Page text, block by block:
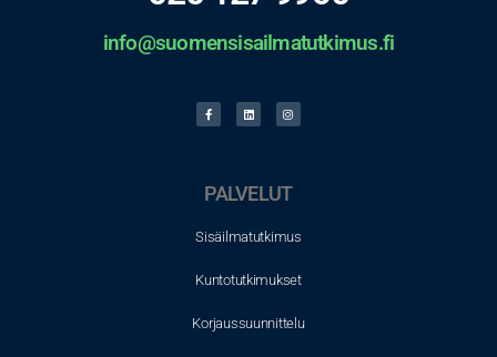
info@suomensisailmatutkimus.fi
PALVELUT
Sisäilmatutkimus
Kuntotutkimukset
Korjaussuunnittelu